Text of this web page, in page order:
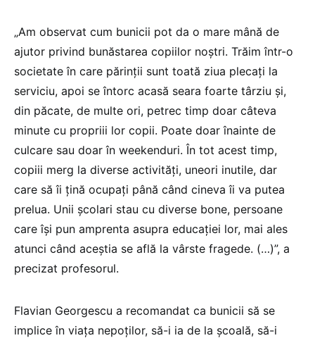
„Am observat cum bunicii pot da o mare mână de
ajutor privind bunăstarea copiilor noștri. Trăim într-o
societate în care părinții sunt toată ziua plecați la
serviciu, apoi se întorc acasă seara foarte târziu și,
din păcate, de multe ori, petrec timp doar câteva
minute cu propriii lor copii. Poate doar înainte de
culcare sau doar în weekenduri. În tot acest timp,
copiii merg la diverse activități, uneori inutile, dar
care să îi țină ocupați până când cineva îi va putea
prelua. Unii școlari stau cu diverse bone, persoane
care își pun amprenta asupra educației lor, mai ales
atunci când aceștia se află la vârste fragede. (…)”, a
precizat profesorul.
Flavian Georgescu a recomandat ca bunicii să se
implice în viața nepoților, să-i ia de la școală, să-i